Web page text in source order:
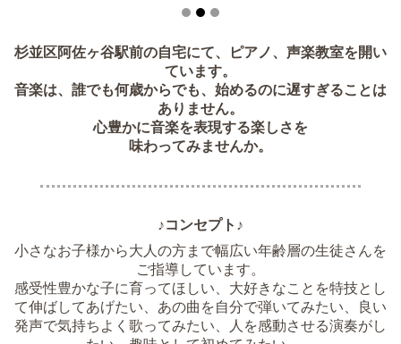
杉並区阿佐ヶ谷駅前の自宅にて、ピアノ、声楽教室を開い
ています。
音楽は、誰でも何歳からでも、始めるのに遅すぎることは
ありません。
心豊かに音楽を表現する楽しさを
味わってみませんか。
♪コンセプト♪
小さなお子様から大人の方まで幅広い年齢層の生徒さんを
ご指導しています。
感受性豊かな子に育ってほしい、大好きなことを特技とし
て伸ばしてあげたい、あの曲を自分で弾いてみたい、良い
発声で気持ちよく歌ってみたい、人を感動させる演奏がし